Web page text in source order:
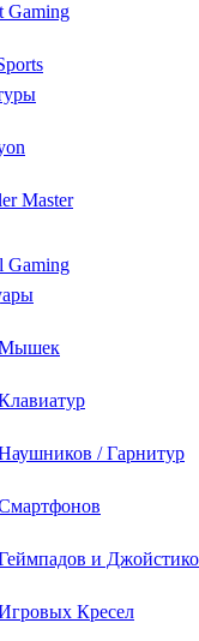
Gaming
Master
Gaming
Мышек
/ Гарнитур
и
Кресел